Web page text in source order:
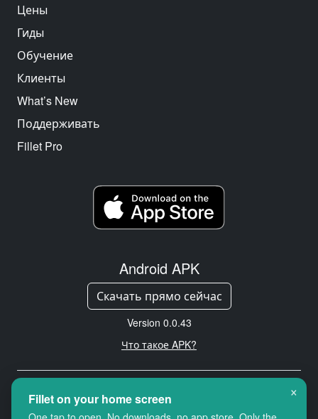
Цены
Гиды
Обучение
Клиенты
What’s New
Поддерживать
Fillet Pro
Android APK
Скачать прямо сейчас
Version 0.0.43
Что такое APK?
Copyright © 2026 Cityredbird
Location Services Ltd. All rights
×
Fillet on your home screen